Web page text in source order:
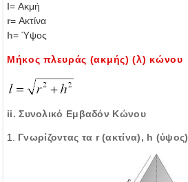
l= Ακμή
r= Ακτίνα
h= Ύψος
Μήκος πλευράς (ακμής) (λ) κώνου
ii. Συνολικό Εμβαδόν Κώνου
1. Γνωρίζοντας τα r (ακτίνα), h (ύψος)